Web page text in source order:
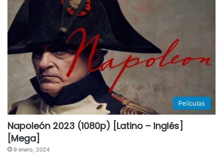
Películas
Napoleón 2023 (1080p) [Latino – Inglés]
[Mega]
9 enero, 2024